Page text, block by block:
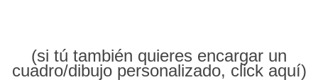
(si tú también quieres encargar un
cuadro/dibujo personalizado, click aquí)